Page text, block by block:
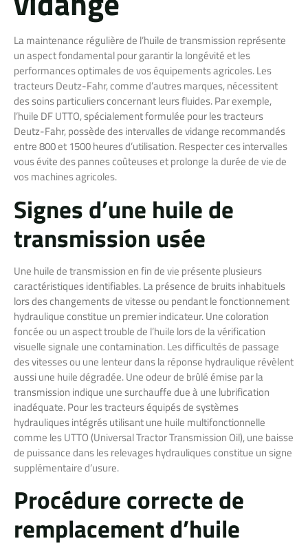
La maintenance régulière de l’huile de transmission représente
un aspect fondamental pour garantir la longévité et les
performances optimales de vos équipements agricoles. Les
tracteurs Deutz-Fahr, comme d’autres marques, nécessitent
des soins particuliers concernant leurs fluides. Par exemple,
l’huile DF UTTO, spécialement formulée pour les tracteurs
Deutz-Fahr, possède des intervalles de vidange recommandés
entre 800 et 1500 heures d’utilisation. Respecter ces intervalles
vous évite des pannes coûteuses et prolonge la durée de vie de
vos machines agricoles.
Signes d’une huile de
transmission usée
Une huile de transmission en fin de vie présente plusieurs
caractéristiques identifiables. La présence de bruits inhabituels
lors des changements de vitesse ou pendant le fonctionnement
hydraulique constitue un premier indicateur. Une coloration
foncée ou un aspect trouble de l’huile lors de la vérification
visuelle signale une contamination. Les difficultés de passage
des vitesses ou une lenteur dans la réponse hydraulique révèlent
aussi une huile dégradée. Une odeur de brûlé émise par la
transmission indique une surchauffe due à une lubrification
inadéquate. Pour les tracteurs équipés de systèmes
hydrauliques intégrés utilisant une huile multifonctionnelle
comme les UTTO (Universal Tractor Transmission Oil), une baisse
de puissance dans les relevages hydrauliques constitue un signe
supplémentaire d’usure.
Procédure correcte de
remplacement d’huile